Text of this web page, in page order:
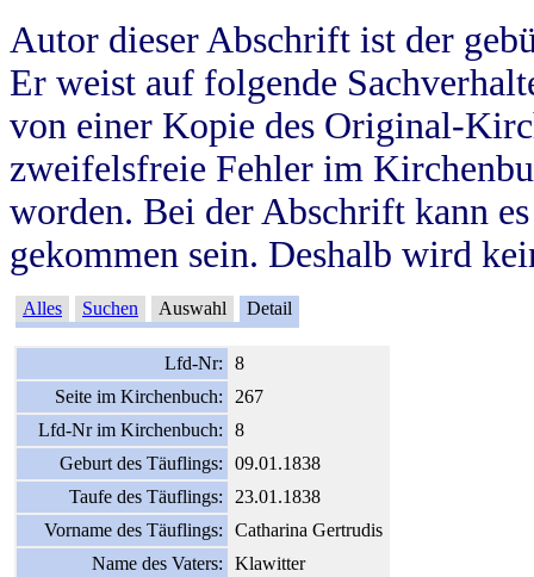
Autor dieser Abschrift ist der
Er weist auf folgende
von einer Kopie des Original-
zweifelsfreie Fehler im
worden. Bei der Abschrift kann
gekommen sein. Deshalb wird
Alles Suchen Auswahl Detail
Lfd-Nr:
8
Seite im Kirchenbuch:
267
Lfd-Nr im Kirchenbuch:
8
Geburt des Täuflings:
09.01.1838
Taufe des Täuflings:
23.01.1838
Vorname des Täuflings:
Catharina Gertrudis
Name des Vaters:
Klawitter